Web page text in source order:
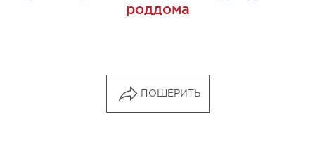
роддома
ПОШЕРИТЬ